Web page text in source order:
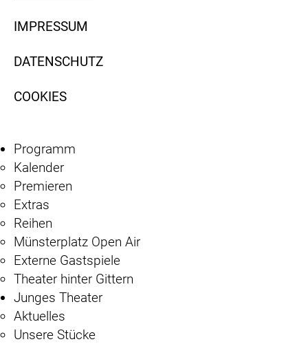
IMPRESSUM
DATENSCHUTZ
COOKIES
Programm
Kalender
Premieren
Extras
Reihen
Münsterplatz Open Air
Externe Gastspiele
Theater hinter Gittern
Junges Theater
Aktuelles
Unsere Stücke